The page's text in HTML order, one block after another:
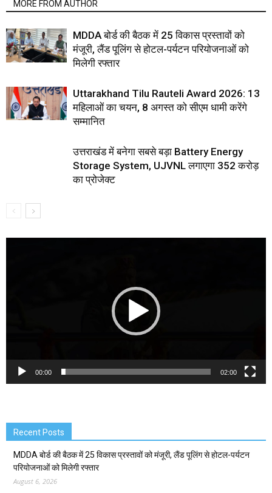
MORE FROM AUTHOR
MDDA बोर्ड की बैठक में 25 विकास प्रस्तावों को
मंजूरी, लैंड पूलिंग से होटल-पर्यटन परियोजनाओं को
मिलेगी रफ्तार
Uttarakhand Tilu Rauteli Award 2026: 13
महिलाओं का चयन, 8 अगस्त को सीएम धामी करेंगे
सम्मानित
उत्तराखंड में बनेगा सबसे बड़ा Battery Energy
Storage System, UJVNL लगाएगा 352 करोड़
का प्रोजेक्ट
00:00 02:00
Recent Posts
MDDA बोर्ड की बैठक में 25 विकास प्रस्तावों को मंजूरी, लैंड पूलिंग से होटल-पर्यटन
परियोजनाओं को मिलेगी रफ्तार
August 6, 2026